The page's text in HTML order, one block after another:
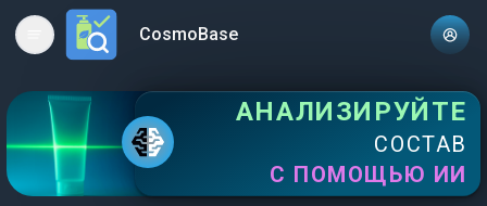
Open main menuCosmoBase
АНАЛИЗИРУЙТЕ
СОСТАВ
С ПОМОЩЬЮ ИИ